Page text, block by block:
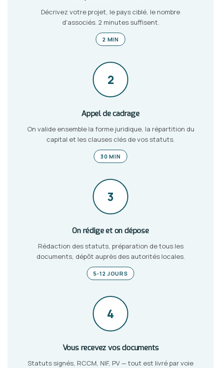
Décrivez votre projet, le pays ciblé, le nombre
d'associés. 2 minutes suffisent.
2 MIN
2
Appel de cadrage
On valide ensemble la forme juridique, la répartition du
capital et les clauses clés de vos statuts.
30 MIN
3
On rédige et on dépose
Rédaction des statuts, préparation de tous les
documents, dépôt auprès des autorités locales.
5-12 JOURS
4
Vous recevez vos documents
Statuts signés, RCCM, NIF, PV — tout est livré par voie